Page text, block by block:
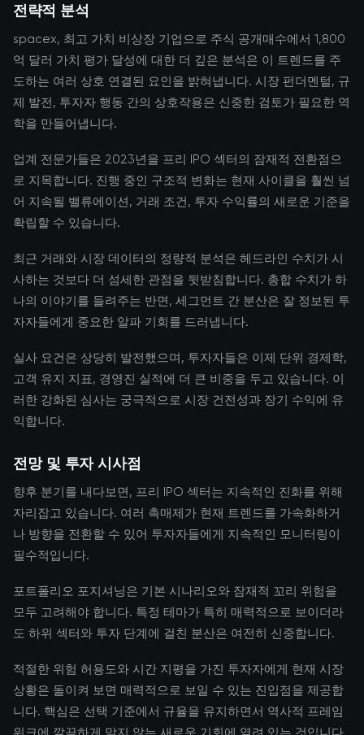
전략적 분석
spacex, 최고 가치 비상장 기업으로 주식 공개매수에서 1,800
억 달러 가치 평가 달성에 대한 더 깊은 분석은 이 트렌드를 주
도하는 여러 상호 연결된 요인을 밝혀냅니다. 시장 펀더멘털, 규
제 발전, 투자자 행동 간의 상호작용은 신중한 검토가 필요한 역
학을 만들어냅니다.
업계 전문가들은 2023년을 프리 IPO 섹터의 잠재적 전환점으
로 지목합니다. 진행 중인 구조적 변화는 현재 사이클을 훨씬 넘
어 지속될 밸류에이션, 거래 조건, 투자 수익률의 새로운 기준을
확립할 수 있습니다.
최근 거래와 시장 데이터의 정량적 분석은 헤드라인 수치가 시
사하는 것보다 더 섬세한 관점을 뒷받침합니다. 총합 수치가 하
나의 이야기를 들려주는 반면, 세그먼트 간 분산은 잘 정보된 투
자자들에게 중요한 알파 기회를 드러냅니다.
실사 요건은 상당히 발전했으며, 투자자들은 이제 단위 경제학,
고객 유지 지표, 경영진 실적에 더 큰 비중을 두고 있습니다. 이
러한 강화된 심사는 궁극적으로 시장 건전성과 장기 수익에 유
익합니다.
전망 및 투자 시사점
향후 분기를 내다보면, 프리 IPO 섹터는 지속적인 진화를 위해
자리잡고 있습니다. 여러 촉매제가 현재 트렌드를 가속화하거
나 방향을 전환할 수 있어 투자자들에게 지속적인 모니터링이
필수적입니다.
포트폴리오 포지셔닝은 기본 시나리오와 잠재적 꼬리 위험을
모두 고려해야 합니다. 특정 테마가 특히 매력적으로 보이더라
도 하위 섹터와 투자 단계에 걸친 분산은 여전히 신중합니다.
적절한 위험 허용도와 시간 지평을 가진 투자자에게 현재 시장
상황은 돌이켜 보면 매력적으로 보일 수 있는 진입점을 제공합
니다. 핵심은 선택 기준에서 규율을 유지하면서 역사적 프레임